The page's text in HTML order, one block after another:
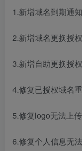
1.新增域名到期通
2.新增域名更换授
3.新增自助更换授权
4.修复已授权域名
5.修复logo无法上传
6.修复个人信息无